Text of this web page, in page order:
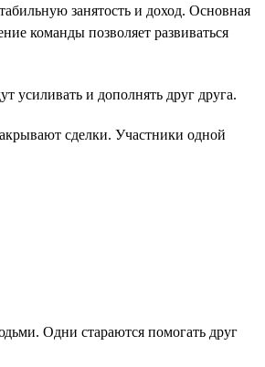
занятость и доход. Основная
команды позволяет развиваться
усиливать и дополнять друг друга.
сделки. Участники одной
Одни стараются помогать друг